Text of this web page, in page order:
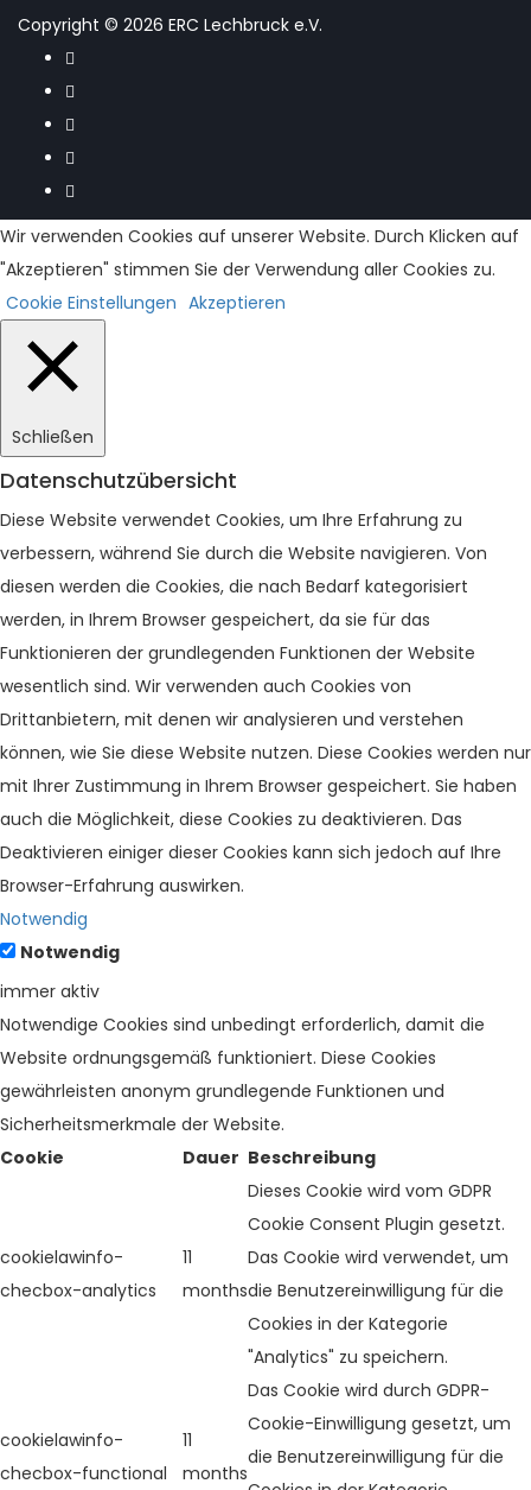
Copyright © 2026 ERC Lechbruck e.V.
Wir verwenden Cookies auf unserer Website. Durch Klicken auf
"Akzeptieren" stimmen Sie der Verwendung aller Cookies zu.
Cookie Einstellungen Akzeptieren
Schließen
Datenschutzübersicht
Diese Website verwendet Cookies, um Ihre Erfahrung zu
verbessern, während Sie durch die Website navigieren. Von
diesen werden die Cookies, die nach Bedarf kategorisiert
werden, in Ihrem Browser gespeichert, da sie für das
Funktionieren der grundlegenden Funktionen der Website
wesentlich sind. Wir verwenden auch Cookies von
Drittanbietern, mit denen wir analysieren und verstehen
können, wie Sie diese Website nutzen. Diese Cookies werden nur
mit Ihrer Zustimmung in Ihrem Browser gespeichert. Sie haben
auch die Möglichkeit, diese Cookies zu deaktivieren. Das
Deaktivieren einiger dieser Cookies kann sich jedoch auf Ihre
Browser-Erfahrung auswirken.
Notwendig
Notwendig
immer aktiv
Notwendige Cookies sind unbedingt erforderlich, damit die
Website ordnungsgemäß funktioniert. Diese Cookies
gewährleisten anonym grundlegende Funktionen und
Sicherheitsmerkmale der Website.
Cookie
Dauer Beschreibung
cookielawinfo-
checbox-analytics
11
months
Dieses Cookie wird vom GDPR
Cookie Consent Plugin gesetzt.
Das Cookie wird verwendet, um
die Benutzereinwilligung für die
Cookies in der Kategorie
"Analytics" zu speichern.
cookielawinfo-
checbox-functional
11
months
Das Cookie wird durch GDPR-
Cookie-Einwilligung gesetzt, um
die Benutzereinwilligung für die